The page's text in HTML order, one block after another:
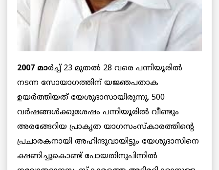
2007 മാര്‍ച്ച് 23 മുതല്‍ 28 വരെ പന്നിയൂരില്‍
നടന്ന സോയാഗത്തിന് യജ്ഞപതാക
ഉയര്‍ത്തിയത് യേശുദാസായിരുന്നു. 500
വര്‍ഷങ്ങള്‍ക്കുശേഷം പന്നിയൂരില്‍ വീണ്ടും
അരങ്ങേറിയ പ്രാകൃത യാഗസംസ്‌കാരത്തിന്റെ
പ്രചാരകനായി അഹിന്ദുവായിട്ടും യേശുദാസിനെ
ക്ഷണിച്ചുകൊണ്ട് പോയതിനുപിന്നില്‍